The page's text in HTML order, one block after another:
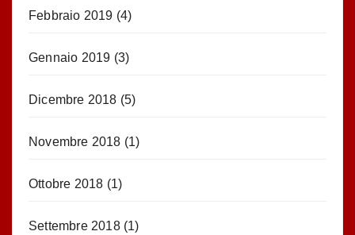
Febbraio 2019 (4)
Gennaio 2019 (3)
Dicembre 2018 (5)
Novembre 2018 (1)
Ottobre 2018 (1)
Settembre 2018(1)